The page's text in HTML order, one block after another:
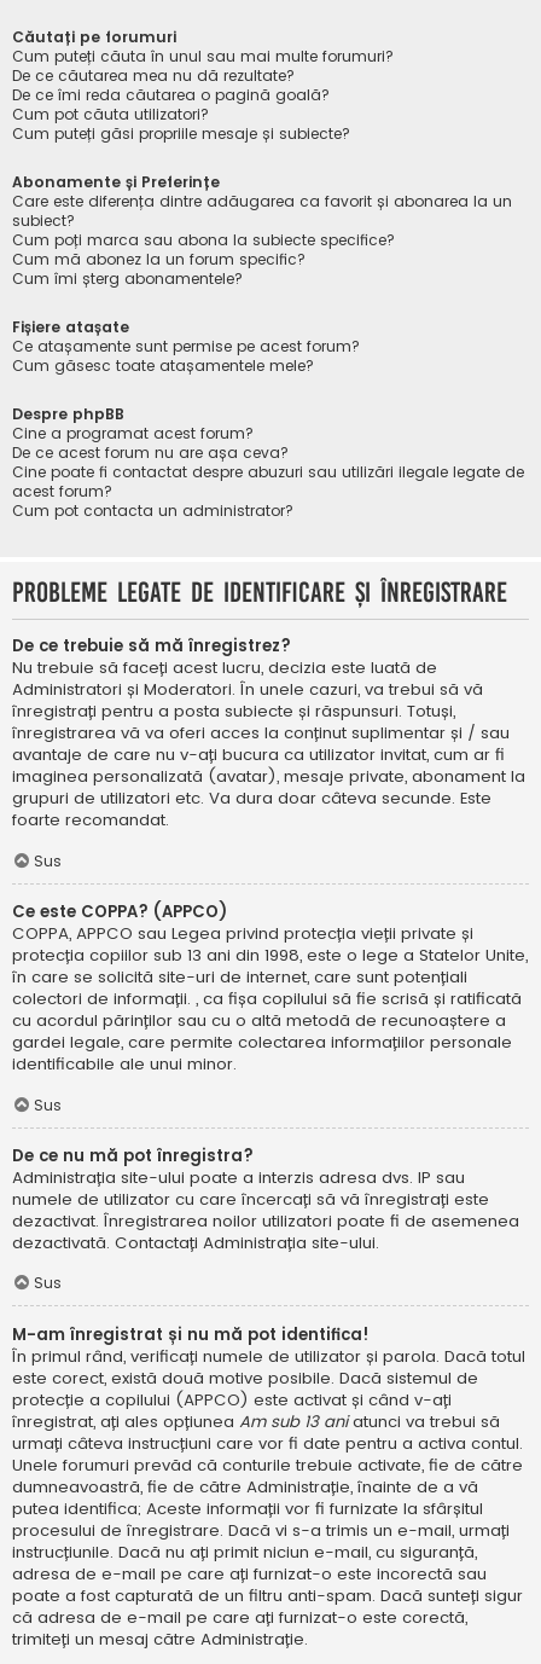
Căutați pe forumuri
Cum puteți căuta în unul sau mai multe forumuri?
De ce căutarea mea nu dă rezultate?
De ce îmi reda căutarea o pagină goală?
Cum pot căuta utilizatori?
Cum puteți găsi propriile mesaje și subiecte?
Abonamente și Preferințe
Care este diferența dintre adăugarea ca favorit și abonarea la un
subiect?
Cum poți marca sau abona la subiecte specifice?
Cum mă abonez la un forum specific?
Cum îmi șterg abonamentele?
Fișiere atașate
Ce atașamente sunt permise pe acest forum?
Cum găsesc toate atașamentele mele?
Despre phpBB
Cine a programat acest forum?
De ce acest forum nu are așa ceva?
Cine poate fi contactat despre abuzuri sau utilizări ilegale legate de
acest forum?
Cum pot contacta un administrator?
Probleme legate de identificare și înregistrare
De ce trebuie să mă înregistrez?
Nu trebuie să faceți acest lucru, decizia este luată de
Administratori și Moderatori. În unele cazuri, va trebui să vă
înregistrați pentru a posta subiecte și răspunsuri. Totuși,
înregistrarea vă va oferi acces la conținut suplimentar și / sau
avantaje de care nu v-ați bucura ca utilizator invitat, cum ar fi
imaginea personalizată (avatar), mesaje private, abonament la
grupuri de utilizatori etc. Va dura doar câteva secunde. Este
foarte recomandat.
Sus
Ce este COPPA? (APPCO)
COPPA, APPCO sau Legea privind protecția vieții private și
protecția copiilor sub 13 ani din 1998, este o lege a Statelor Unite,
în care se solicită site-uri de internet, care sunt potențiali
colectori de informații. , ca fișa copilului să fie scrisă și ratificată
cu acordul părinților sau cu o altă metodă de recunoaștere a
gardei legale, care permite colectarea informațiilor personale
identificabile ale unui minor.
Sus
De ce nu mă pot înregistra?
Administrația site-ului poate a interzis adresa dvs. IP sau
numele de utilizator cu care încercați să vă înregistrați este
dezactivat. Înregistrarea noilor utilizatori poate fi de asemenea
dezactivată. Contactați Administrația site-ului.
Sus
M-am înregistrat și nu mă pot identifica!
În primul rând, verificați numele de utilizator și parola. Dacă totul
este corect, există două motive posibile. Dacă sistemul de
protecție a copilului (APPCO) este activat și când v-ați
înregistrat, ați ales opțiunea Am sub 13 aniatunci va trebui să
urmați câteva instrucțiuni care vor fi date pentru a activa contul.
Unele forumuri prevăd că conturile trebuie activate, fie de către
dumneavoastră, fie de către Administrație, înainte de a vă
putea identifica; Aceste informații vor fi furnizate la sfârșitul
procesului de înregistrare. Dacă vi s-a trimis un e-mail, urmați
instrucțiunile. Dacă nu ați primit niciun e-mail, cu siguranță,
adresa de e-mail pe care ați furnizat-o este incorectă sau
poate a fost capturată de un filtru anti-spam. Dacă sunteți sigur
că adresa de e-mail pe care ați furnizat-o este corectă,
trimiteți un mesaj către Administrație.